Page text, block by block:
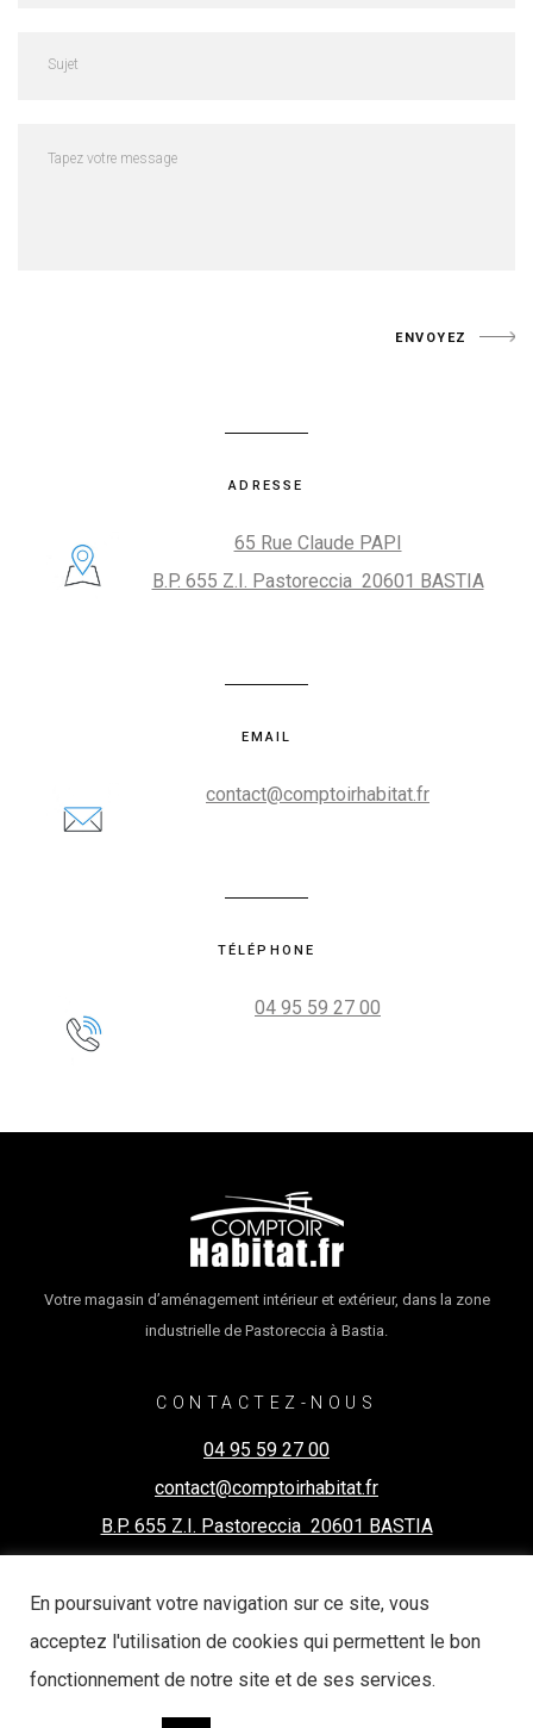
ENVOYEZ
ADRESSE
65 Rue Claude PAPI
B.P. 655 Z.I. Pastoreccia 20601 BASTIA
EMAIL
contact@comptoirhabitat.fr
TÉLÉPHONE
04 95 59 27 00
Votre magasin d’aménagement intérieur et extérieur, dans la zone
industrielle de Pastoreccia à Bastia.
CONTACTEZ-NOUS
04 95 59 27 00
contact@comptoirhabitat.fr
B.P. 655 Z.I. Pastoreccia 20601 BASTIA
COMPTOIR HABITAT (C) 2020 TOUS DROITS RÉSERVÉS
En poursuivant votre navigation sur ce site, vous
acceptez l'utilisation de cookies qui permettent le bon
fonctionnement de notre site et de ses services.